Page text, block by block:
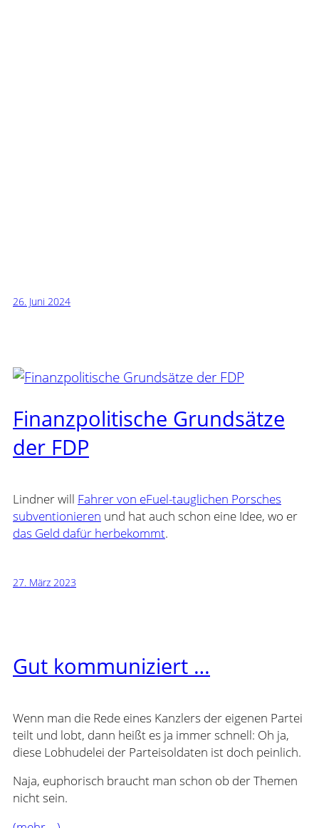
26. Juni 2024
Finanzpolitische Grundsätze
der FDP
Lindner will Fahrer von eFuel-tauglichen Porsches
subventionieren und hat auch schon eine Idee, wo er
das Geld dafür herbekommt.
27. März 2023
Gut kommuniziert …
Wenn man die Rede eines Kanzlers der eigenen Partei
teilt und lobt, dann heißt es ja immer schnell: Oh ja,
diese Lobhudelei der Parteisoldaten ist doch peinlich.
Naja, euphorisch braucht man schon ob der Themen
nicht sein.